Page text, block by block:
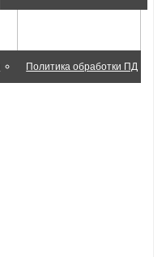
Политика обработки ПД